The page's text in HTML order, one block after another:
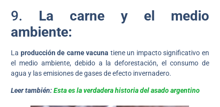
9. La carne y el medio
ambiente:
La producción de carne vacuna tiene un impacto significativo en
el medio ambiente, debido a la deforestación, el consumo de
agua y las emisiones de gases de efecto invernadero.
Leer también:Esta es la verdadera historia del asado argentino